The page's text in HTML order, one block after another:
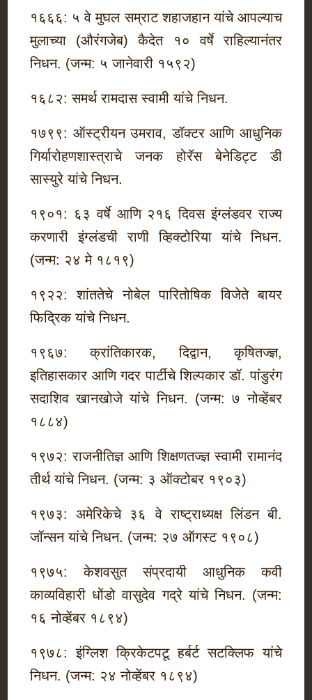
१६६६: ५ वे मुघल सम्राट शहाजहान यांचे आपल्याच
मुलाच्या (औरंगजेब) कैदेत १० वर्षे राहिल्यानंतर
निधन. (जन्म: ५ जानेवारी १५९२)
१६८२: समर्थ रामदास स्वामी यांचे निधन.
१७९९: ऑस्ट्रीयन उमराव, डॉक्टर आणि आधुनिक
गिर्यारोहणशास्त्राचे जनक होरॅस बेनेडिट्ट डी
सास्युरे यांचे निधन.
१९०१: ६३ वर्षे आणि २१६ दिवस इंग्लंडवर राज्य
करणारी इंग्लंडची राणी व्हिक्टोरिया यांचे निधन.
(जन्म: २४ मे १८१९)
१९२२: शांततेचे नोबेल पारितोषिक विजेते बायर
फिद्रिक यांचे निधन.
१९६७: क्रांतिकारक, दिद्वान, कृषितज्ज्ञ,
इतिहासकार आणि गदर पार्टीचे शिल्पकार डॉ. पांडुरंग
सदाशिव खानखोजे यांचे निधन. (जन्म: ७ नोव्हेंबर
१८८४)
१९७२: राजनीतिज्ञ आणि शिक्षणतज्ज्ञ स्वामी रामानंद
तीर्थ यांचे निधन. (जन्म: ३ ऑक्टोबर १९०३)
१९७३: अमेरिकेचे ३६ वे राष्ट्राध्यक्ष लिंडन बी.
जॉन्सन यांचे निधन. (जन्म: २७ ऑगस्ट १९०८)
१९७५: केशवसुत संप्रदायी आधुनिक कवी
काव्यविहारी धोंडो वासुदेव गद्रे यांचे निधन. (जन्म:
१६ नोव्हेंबर १८९४)
१९७८: इंग्लिश क्रिकेटपटू हर्बर्ट सटक्लिफ यांचे
निधन. (जन्म: २४ नोव्हेंबर १८९४)